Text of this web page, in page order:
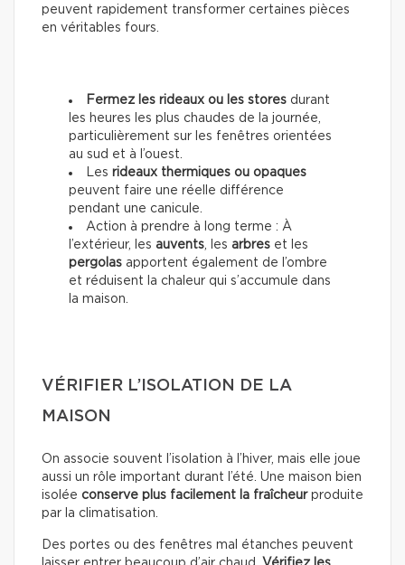
peuvent rapidement transformer certaines pièces
en véritables fours.
Fermez les rideaux ou les stores durant
les heures les plus chaudes de la journée,
particulièrement sur les fenêtres orientées
au sud et à l’ouest.
Les rideaux thermiques ou opaques
peuvent faire une réelle différence
pendant une canicule.
Action à prendre à long terme : À
l’extérieur, les auvents, les arbres et les
pergolas apportent également de l’ombre
et réduisent la chaleur qui s’accumule dans
la maison.
VÉRIFIER L’ISOLATION DE LA
MAISON
On associe souvent l’isolation à l’hiver, mais elle joue
aussi un rôle important durant l’été. Une maison bien
isolée conserve plus facilement la fraîcheurproduite
par la climatisation.
Des portes ou des fenêtres mal étanches peuvent